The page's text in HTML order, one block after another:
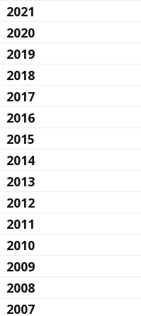
2021
2020
2019
2018
2017
2016
2015
2014
2013
2012
2011
2010
2009
2008
2007